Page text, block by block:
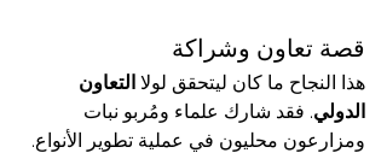
قصة تعاون وشراكة
هذا النجاح ما كان ليتحقق لولا التعاون
الدولي. فقد شارك علماء ومُربو نبات
ومزارعون محليون في عملية تطوير الأنواع.